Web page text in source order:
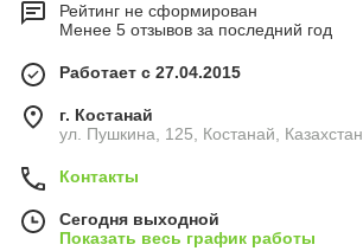
Рейтинг не сформирован
Менее 5 отзывов за последний год
Работает с 27.04.2015
г. Костанай
ул. Пушкина, 125, Костанай, Казахстан
Контакты
Сегодня выходной
Показать весь график работы